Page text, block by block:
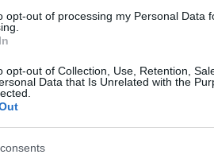
opt-out of processing my Personal Data
opt-out of Collection, Use, Retention,
Data that Is Unrelated with the
volt a Puliwood 2. Star
egy nagyszerű estét eredményezett
a résztvevő csapatok tanúskodhatnak.
meg, alul teljesített a
- Box Office